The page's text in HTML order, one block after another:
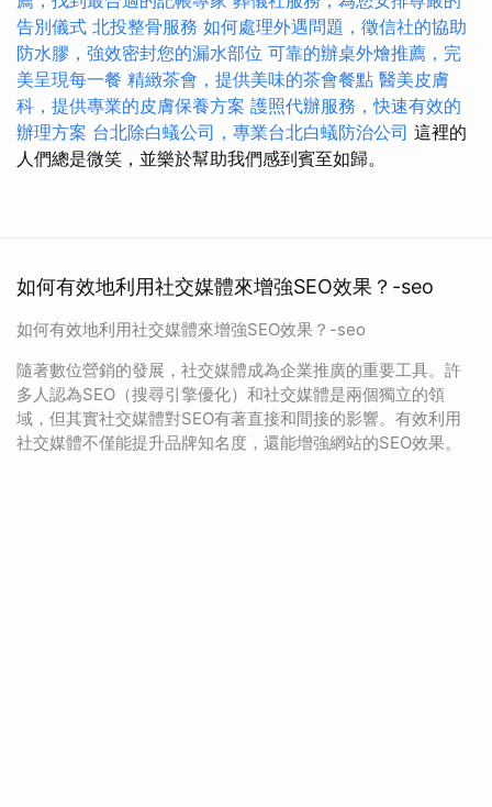
告別儀式 北投整骨服務 如何處理外遇問題，徵信社的協助
防水膠，強效密封您的漏水部位 可靠的辦桌外燴推薦，完
美呈現每一餐 精緻茶會，提供美味的茶會餐點 醫美皮膚
科，提供專業的皮膚保養方案 護照代辦服務，快速有效的
辦理方案 台北除白蟻公司，專業台北白蟻防治公司 這裡的
人們總是微笑，並樂於幫助我們感到賓至如歸。
如何有效地利用社交媒體來增強SEO效果？-seo
如何有效地利用社交媒體來增強SEO效果？-seo
隨著數位營銷的發展，社交媒體成為企業推廣的重要工具。許
多人認為SEO（搜尋引擎優化）和社交媒體是兩個獨立的領
域，但其實社交媒體對SEO有著直接和間接的影響。有效利用
社交媒體不僅能提升品牌知名度，還能增強網站的SEO效果。